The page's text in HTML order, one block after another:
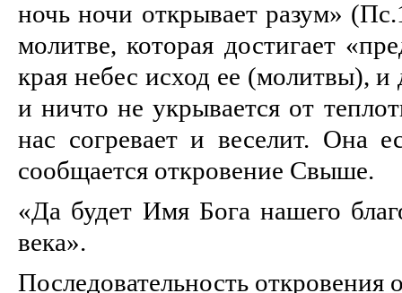
ночь ночи открывает разум»
молитве, которая достигает
края небес исход ее (молитвы),
и ничто не укрывается от
нас согревает и веселит. Она
сообщается откровение Свыше.
«Да будет Имя Бога нашего
века».
Последовательность откровения